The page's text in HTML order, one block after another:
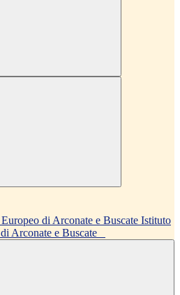
Istituto
di Arconate e Buscate